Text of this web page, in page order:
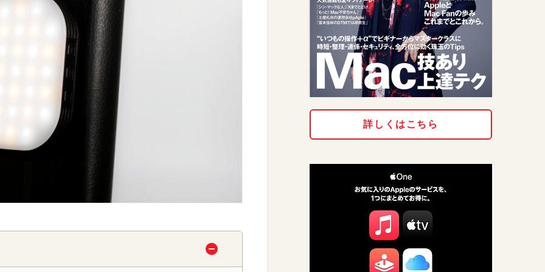
詳しくはこちら